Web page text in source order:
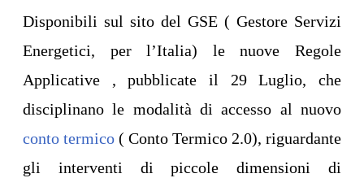
Disponibili sul sito del GSE ( Gestore Servizi
Energetici, per l’Italia) le nuove Regole
Applicative , pubblicate il 29 Luglio, che
disciplinano le modalità di accesso al nuovo
conto termico ( Conto Termico 2.0), riguardante
gli interventi di piccole dimensioni di